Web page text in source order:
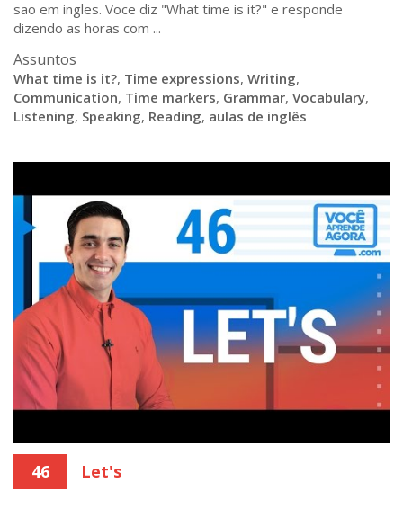
sao em ingles. Voce diz "What time is it?" e responde
dizendo as horas com ...
Assuntos
What time is it?, Time expressions, Writing,
Communication, Time markers, Grammar, Vocabulary,
Listening, Speaking, Reading, aulas de inglês
46 Let's